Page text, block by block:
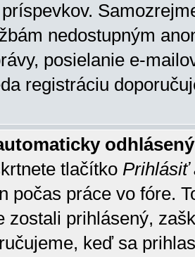
nedostupným
posielanie e-
registráciu
tlačítko Prihlásiť
počas práce vo fóre.
zostali prihlásený,
keď sa